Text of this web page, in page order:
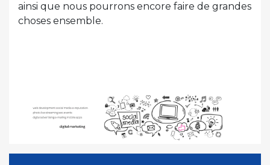
ainsi que nous pourrons encore faire de grandes
choses ensemble.